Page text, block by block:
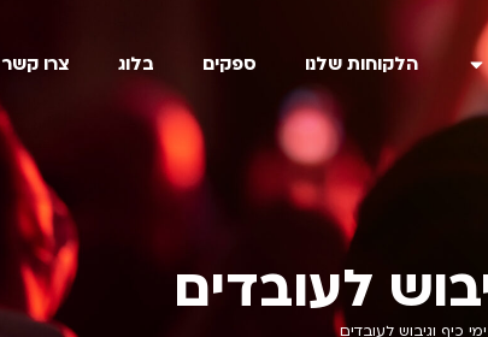
הלקוחות שלנו ספקים בלוג צרו קשר
לעובדים
ימי כיף וגיבוש לעובדים